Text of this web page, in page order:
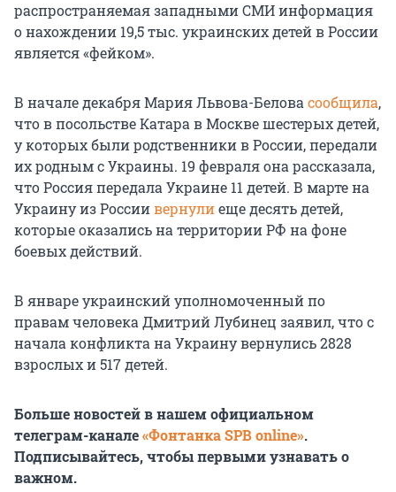
распространяемая западными СМИ информация
о нахождении 19,5 тыс. украинских детей в России
является «фейком».
В начале декабря Мария Львова-Белова сообщила,
что в посольстве Катара в Москве шестерых детей,
у которых были родственники в России, передали
их родным с Украины. 19 февраля она рассказала,
что Россия передала Украине 11 детей. В марте на
Украину из Россиивернулиеще десять детей,
которые оказались на территории РФ на фоне
боевых действий.
В январе украинский уполномоченный по
правам человека Дмитрий Лубинец заявил, что с
начала конфликта на Украину вернулись 2828
взрослых и 517 детей.
Больше новостей в нашем официальном
телеграм-канале«Фонтанка SPB online».
Подписывайтесь, чтобы первыми узнавать о
важном.